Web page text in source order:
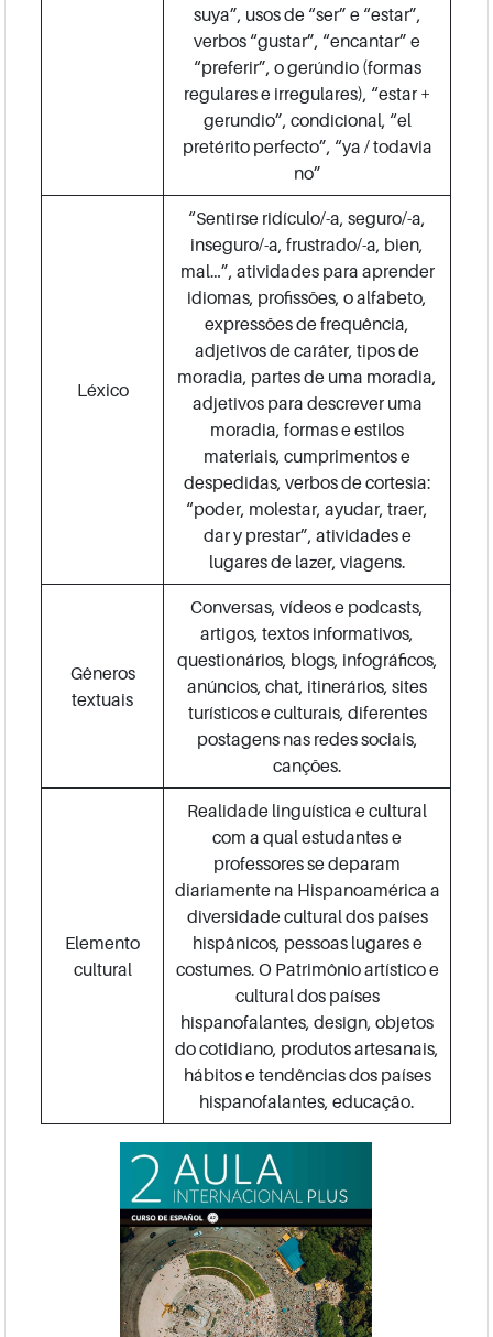
suya”, usos de “ser” e “estar”,
verbos “gustar”, “encantar” e
“preferir”, o gerúndio (formas
regulares e irregulares), “estar +
gerundio”, condicional, “el
pretérito perfecto”, “ya / todavia
no”
Léxico
“Sentirse ridículo/-a, seguro/-a,
inseguro/-a, frustrado/-a, bien,
mal…”, atividades para aprender
idiomas, profissões, o alfabeto,
expressões de frequência,
adjetivos de caráter, tipos de
moradia, partes de uma moradia,
adjetivos para descrever uma
moradia, formas e estilos
materiais, cumprimentos e
despedidas, verbos de cortesia:
“poder, molestar, ayudar, traer,
dar y prestar”, atividades e
lugares de lazer, viagens.
Gêneros
textuais
Conversas, vídeos e podcasts,
artigos, textos informativos,
questionários, blogs, infográficos,
anúncios, chat, itinerários, sites
turísticos e culturais, diferentes
postagens nas redes sociais,
canções.
Elemento
cultural
Realidade linguística e cultural
com a qual estudantes e
professores se deparam
diariamente na Hispanoamérica a
diversidade cultural dos países
hispânicos, pessoas lugares e
costumes. O Patrimônio artístico e
cultural dos países
hispanofalantes, design, objetos
do cotidiano, produtos artesanais,
hábitos e tendências dos países
hispanofalantes, educação.